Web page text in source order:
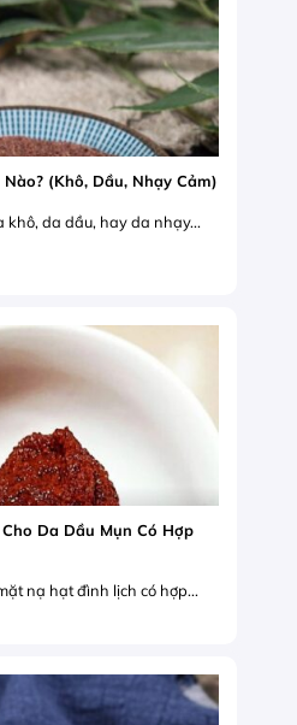
(Khô, Dầu, Nhạy Cảm)
khô, da dầu, hay da nhạy...
Da Dầu Mụn Có Hợp
nạ hạt đình lịch có hợp...